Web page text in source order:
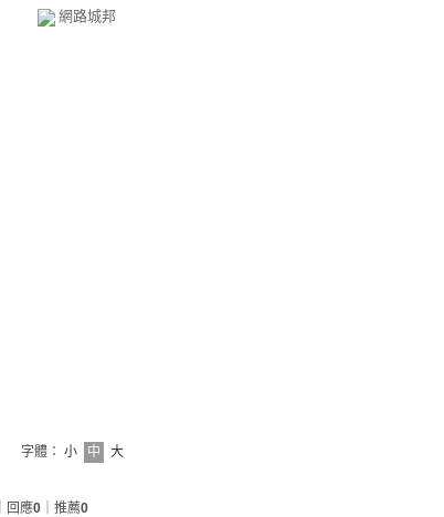
網路城邦
字體： 小 中 大
｜回應0 ｜推薦0